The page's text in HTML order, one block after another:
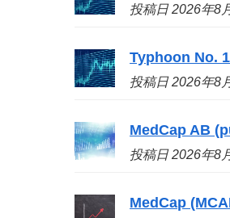
投稿日 2026年8
Typhoon No.
投稿日 2026年8
MedCap AB
投稿日 2026年8
MedCap